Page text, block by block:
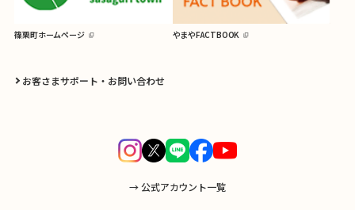
お客さまサポート・お問い合わせ
→ 公式アカウント一覧
篠栗町ホームページ やまやFACTBOOK